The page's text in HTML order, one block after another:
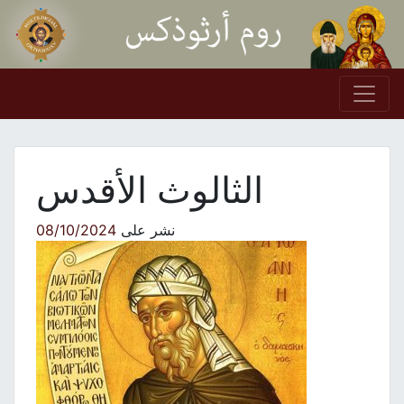
Skip to content
Main Navigation
الثالوث الأقدس
نشر على08/10/2024